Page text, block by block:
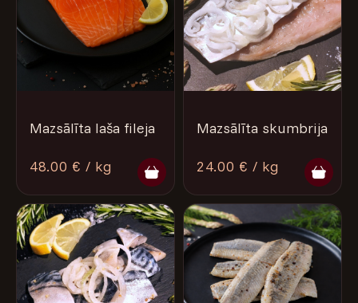
Mazsālīta laša fileja
48.00 € / kg
Mazsālīta skumbrija
24.00 € / kg